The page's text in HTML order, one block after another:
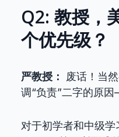
Q2: 教授，
个优先级？
严教授：
废话！当
调“负责”二字的原
对于初学者和中级学